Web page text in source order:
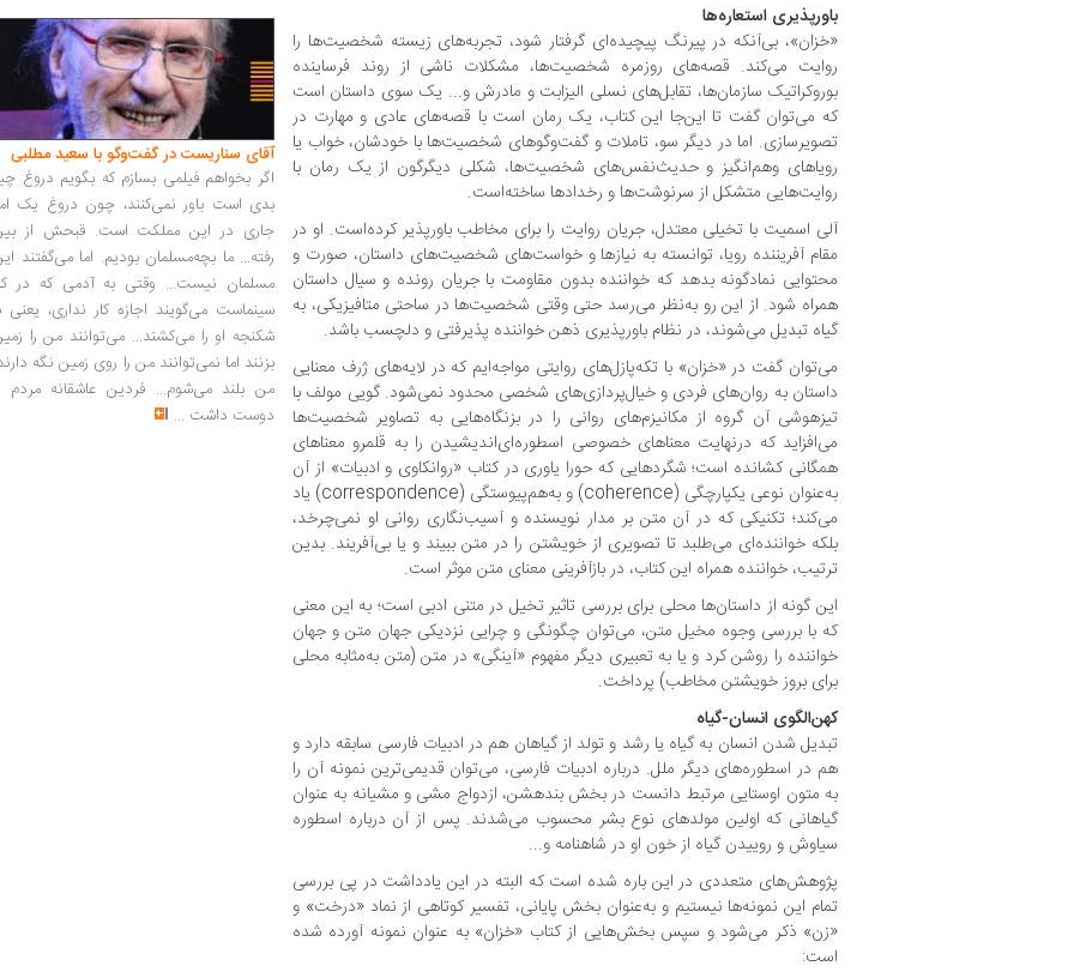
باورپذیری استعاره‌ها
«خزان»، بی‌آنکه در پیرنگ پیچیده‌ای گرفتار شود، تجربه‌های زیسته شخصیت‌ها را
روایت می‌کند. قصه‌های روزمره شخصیت‌ها، مشکلات ناشی از روند فرساینده
بوروکراتیک سازمان‌ها، تقابل‌های نسلی الیزابت و مادرش و... یک سوی داستان است
که می‌توان گفت تا این‌جا این کتاب، یک رمان است با قصه‌های عادی و مهارت در
تصویرسازی. اما در دیگر سو، تاملات و گفت‌وگوهای شخصیت‌ها با خودشان، خواب یا
رویاهای وهم‌انگیز و حدیث‌نفس‌های شخصیت‌ها، شکلی دیگرگون از یک رمان با
روایت‌هایی متشکل از سرنوشت‌ها و رخدادها ساخته‌است.
آلی اسمیت با تخیلی معتدل، جریان روایت را برای مخاطب باورپذیر کرده‌است. او در
مقام آفریننده رویا، توانسته به نیازها و خواست‌های شخصیت‌های داستان، صورت و
محتوایی نمادگونه بدهد که خواننده بدون مقاومت با جریان رونده و سیال داستان
همراه شود. از این رو به‌نظر می‌رسد حتی وقتی شخصیت‌ها در ساحتی متافیزیکی، به
گیاه تبدیل می‌شوند، در نظام باورپذیری ذهن خواننده پذیرفتی و دلچسب باشد.
می‌توان گفت در «خزان» با تکه‌پازل‌های روایتی مواجه‌ایم که در لایه‌های ژرف معنایی
داستان به روان‌های فردی و خیال‌پردازی‌های شخصی محدود نمی‌شود. گویی مولف با
تیزهوشی آن گروه از مکانیزم‌های روانی را در بزنگاه‌هایی به تصاویر شخصیت‌ها
می‌افزاید که درنهایت معناهای خصوصی اسطوره‌ای‌اندیشیدن را به قلمرو معناهای
همگانی کشانده ‌است؛ شگردهایی که حورا یاوری در کتاب «روانکاوی و ادبیات» از آن
به‌‌عنوان نوعی یکپارچگی (coherence) و به‌هم‌پیوستگی (correspondence) یاد
می‌کند؛ تکنیکی که در آن متن بر مدار نویسنده و آسیب‌نگاری روانی او نمی‌چرخد،
بلکه خواننده‌ای می‌طلبد تا تصویری از خویشتن را در متن ببیند و یا بی‌آفریند. بدین
ترتیب، خواننده همراه این کتاب، در بازآفرینی معنای متن موثر است.
این گونه از داستان‌ها محلی برای بررسی تاثیر تخیل در متنی ادبی است؛ به این معنی
که با بررسی وجوه مخیل متن، می‌توان چگونگی و چرایی نزدیکی جهان متن و جهان
خواننده را روشن کرد و یا به تعبیری دیگر مفهوم «آینگی» در متن (متن به‌مثابه محلی
برای بروز خویشتن مخاطب) پرداخت.
کهن‌الگوی انسان-گیاه
تبدیل ‌شدن انسان به گیاه یا رشد و تولد از گیاهان هم در ادبیات فارسی سابقه دارد و
هم در اسطوره‌های دیگر ملل. درباره ادبیات فارسی، می‌توان قدیمی‌ترین نمونه آن را
به متون اوستایی مرتبط دانست در بخش بندهشن، ازدواج مشی و مشیانه به عنوان
گیاهانی که اولین مولدهای نوع بشر محسوب می‌شدند. پس از آن درباره اسطوره
سیاوش و روییدن گیاه از خون او در شاهنامه و...
پژوهش‌های متعددی در این باره شده ‌است که البته در این یادداشت در پی بررسی
تمام این نمونه‌ها نیستیم و به‌عنوان بخش پایانی، تفسیر کوتاهی از نماد «درخت» و
«زن» ذکر می‌شود و سپس بخش‌هایی از کتاب «خزان» به عنوان نمونه آورده شده
است:
آقای سناریست در گفت‌وگو با سعید مطلبی
اگر بخواهم فیلمی بسازم که بگویم دروغ
بدی است باور نمی‌کنند، چون دروغ یک
جاری در این مملکت است. قبحش از
رفته... ما بچه‌مسلمان بودیم. اما می‌گفتند
مسلمان نیست... وقتی به آدمی که در
سینماست می‌گویند اجازه کار نداری، یعنی
شکنجه او را می‌کشند... می‌توانند من را
بزنند اما نمی‌توانند من را روی زمین نگه
من بلند می‌شوم... فردین عاشقانه مردم
دوست داشت ...